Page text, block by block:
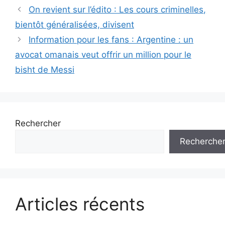
Navigation
des
On revient sur l’édito : Les cours criminelles,
bientôt généralisées, divisent
Information pour les fans : Argentine : un
avocat omanais veut offrir un million pour le
bisht de Messi
Rechercher
Rechercher
Articles récents